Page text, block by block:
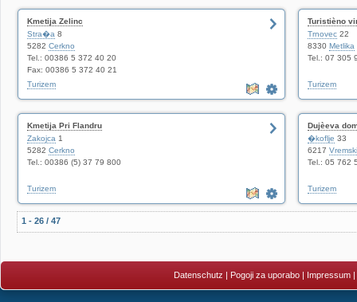
Kmetija Zelinc
Stra�a 8
5282 Cerkno
Tel.: 00386 5 372 40 20
Fax: 00386 5 372 40 21
Turizem
Turistièno
Trnovec 22
8330 Metlika
Tel.: 07 305
Turizem
Kmetija Pri Flandru
Zakojca 1
5282 Cerkno
Tel.: 00386 (5) 37 79 800
Turizem
Dujèeva
�koflje 33
6217
Tel.: 05 762
Turizem
1 - 26 / 47
Datenschutz | Pogoji za uporabo| Impressum|